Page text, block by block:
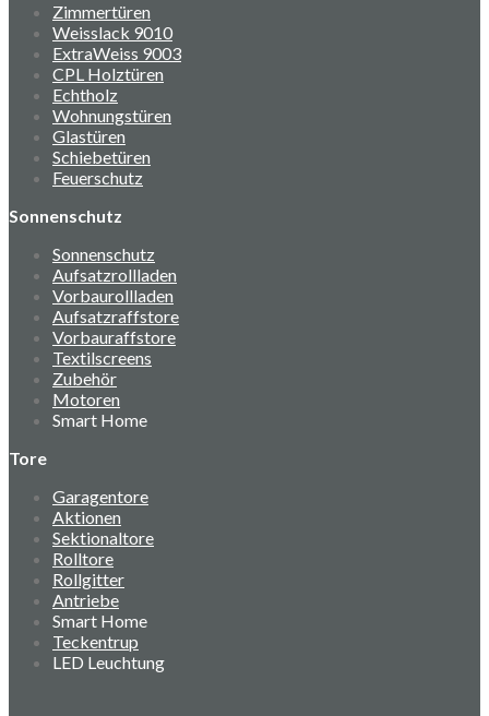
Zimmertüren
Weisslack 9010
ExtraWeiss 9003
CPL Holztüren
Echtholz
Wohnungstüren
Glastüren
Schiebetüren
Feuerschutz
Sonnenschutz
Sonnenschutz
Aufsatzrollladen
Vorbaurollladen
Aufsatzraffstore
Vorbauraffstore
Textilscreens
Zubehör
Motoren
Smart Home
Tore
Garagentore
Aktionen
Sektionaltore
Rolltore
Rollgitter
Antriebe
Smart Home
Teckentrup
LED Leuchtung